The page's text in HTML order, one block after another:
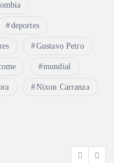
deportes
Gustavo Petro
mundial
Nixon Carranza